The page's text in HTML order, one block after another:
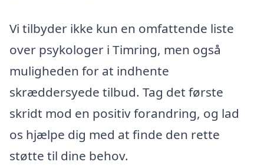
Vi tilbyder ikke kun en omfattende liste
over psykologer i Timring, men også
muligheden for at indhente
skræddersyede tilbud. Tag det første
skridt mod en positiv forandring, og lad
os hjælpe dig med at finde den rette
støtte til dine behov.